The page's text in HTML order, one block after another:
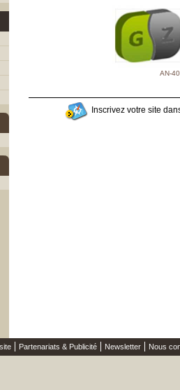
AN-
Inscrivez votre site
Partenariats & Publicité Newsletter Nous